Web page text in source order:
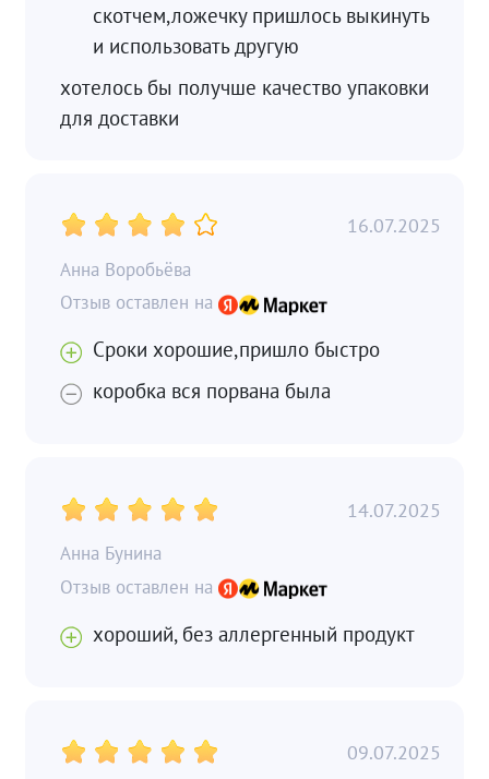
скотчем,ложечку пришлось выкинуть
и использовать другую
хотелось бы получше качество упаковки
для доставки
Анна Воробьёва
16.07.2025
Сроки хорошие,пришло быстро
коробка вся порвана была
Анна Бунина
14.07.2025
хороший, без аллергенный продукт
09.07.2025